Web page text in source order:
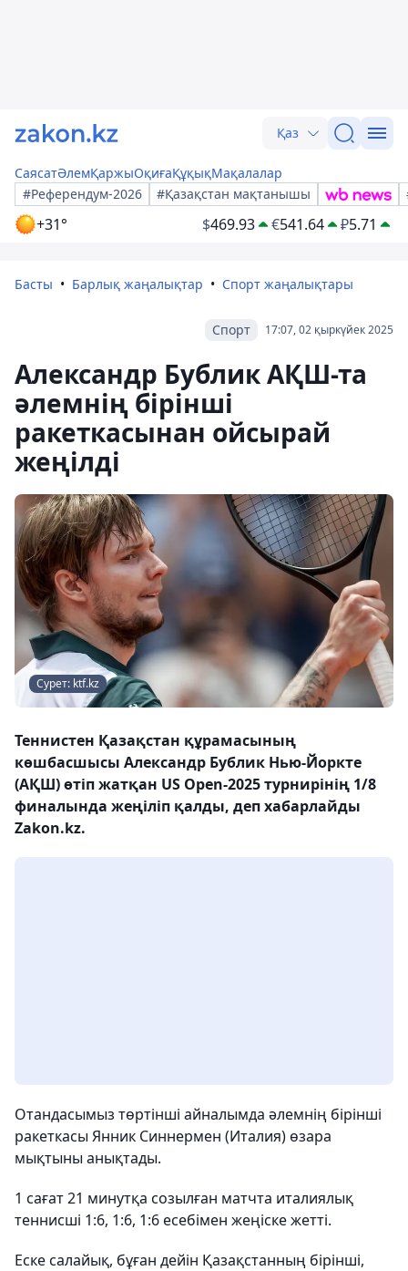
Қаз
СаясатӘлемҚаржыОқиғаҚұқықМақалалар
#Референдум-2026
#Қазақстан мақтанышы
+31° $469.93 €541.64 ₽5.71
Басты Барлық жаңалықтар Спорт жаңалықтары
17:07, 02 қыркүйек 2025
Спорт
Александр Бублик АҚШ-та
әлемнің бірінші
ракеткасынан ойсырай
жеңілді
Сурет: ktf.kz
Теннистен Қазақстан құрамасының
көшбасшысы Александр Бублик Нью-Йоркте
(АҚШ) өтіп жатқан US Open-2025 турнирінің 1/8
финалында жеңіліп қалды, деп хабарлайды
Zakon.kz.
Отандасымыз төртінші айналымда әлемнің бірінші
ракеткасы Янник Синнермен (Италия) өзара
мықтыны анықтады.
1 сағат 21 минутқа созылған матчта италиялық
теннисші 1:6, 1:6, 1:6 есебімен жеңіске жетті.
Еске салайық, бұған дейін Қазақстанның бірінші,